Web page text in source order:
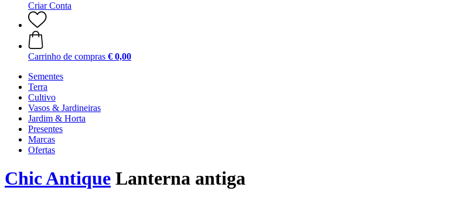
Criar Conta
Carrinho de compras € 0,00
Sementes
Terra
Cultivo
Vasos & Jardineiras
Jardim & Horta
Presentes
Marcas
Ofertas
Chic Antique Lanterna antiga